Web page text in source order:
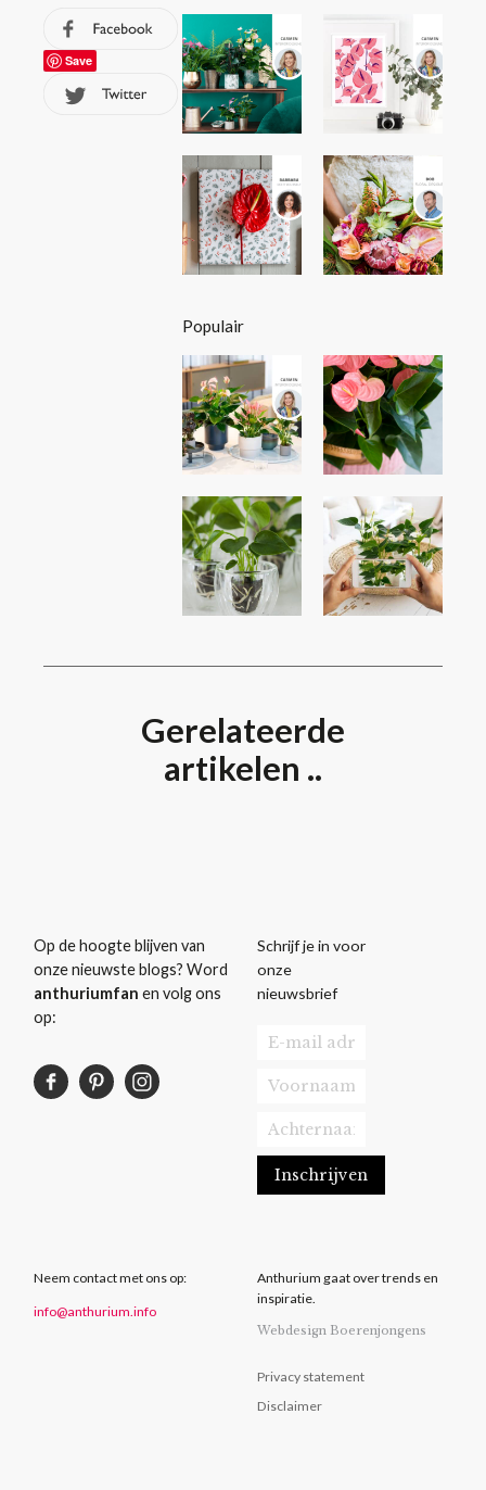
Save
Populair
Gerelateerde
artikelen ..
Op de hoogte blijven van
onze nieuwste blogs? Word
anthuriumfan en volg ons
op:
Schrijf je in voor
onze
nieuwsbrief
Neem contact met ons op:
info@anthurium.info
Anthurium gaat over trends en
inspiratie.
Webdesign Boerenjongens
Privacy statement
Disclaimer